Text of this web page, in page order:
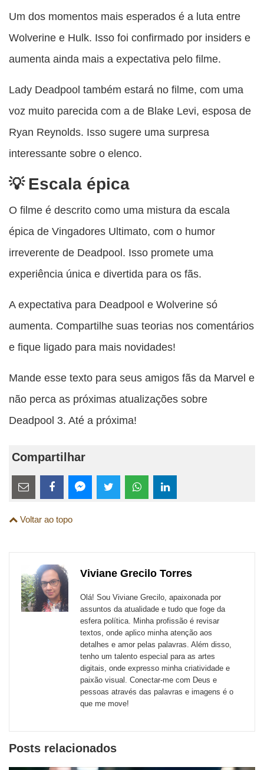
Um dos momentos mais esperados é a luta entre
Wolverine e Hulk. Isso foi confirmado por insiders e
aumenta ainda mais a expectativa pelo filme.
Lady Deadpool também estará no filme, com uma
voz muito parecida com a de Blake Levi, esposa de
Ryan Reynolds. Isso sugere uma surpresa
interessante sobre o elenco.
Escala épica
O filme é descrito como uma mistura da escala
épica de Vingadores Ultimato, com o humor
irreverente de Deadpool. Isso promete uma
experiência única e divertida para os fãs.
A expectativa para Deadpool e Wolverine só
aumenta. Compartilhe suas teorias nos comentários
e fique ligado para mais novidades!
Mande esse texto para seus amigos fãs da Marvel e
não perca as próximas atualizações sobre
Deadpool 3. Até a próxima!
Compartilhar
Estes
links
são
sites
externos
esta
Email
esta
FacebookMessenger
TwitterWhatsApp
LinkedIn
Voltar ao topo
Viviane Grecilo Torres
Olá! Sou Viviane Grecilo, apaixonada por
assuntos da atualidade e tudo que foge da
esfera política. Minha profissão é revisar
textos, onde aplico minha atenção aos
detalhes e amor pelas palavras. Além disso,
tenho um talento especial para as artes
digitais, onde expresso minha criatividade e
paixão visual. Conectar-me com Deus e
pessoas através das palavras e imagens é o
que me move!
Posts relacionados